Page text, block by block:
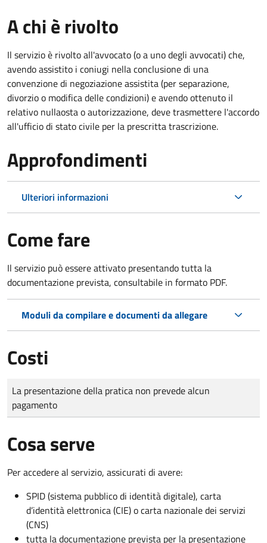
A chi è rivolto
Il servizio è rivolto all'avvocato (o a uno degli avvocati) che,
avendo assistito i coniugi nella conclusione di una
convenzione di negoziazione assistita (per separazione,
divorzio o modifica delle condizioni) e avendo ottenuto il
relativo nullaosta o autorizzazione, deve trasmettere l'accordo
all'ufficio di stato civile per la prescritta trascrizione.
Approfondimenti
Ulteriori informazioni
Come fare
Il servizio può essere attivato presentando tutta la
documentazione prevista, consultabile in formato PDF.
Moduli da compilare e documenti da allegare
Costi
Tipo di pagamento
Importo
La presentazione della pratica non prevede alcun
pagamento
Cosa serve
Per accedere al servizio, assicurati di avere:
SPID (sistema pubblico di identità digitale), carta
d’identità elettronica (CIE) o carta nazionale dei servizi
(CNS)
tutta la documentazione prevista per la presentazione